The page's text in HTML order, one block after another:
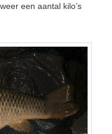
een aantal kilo’s